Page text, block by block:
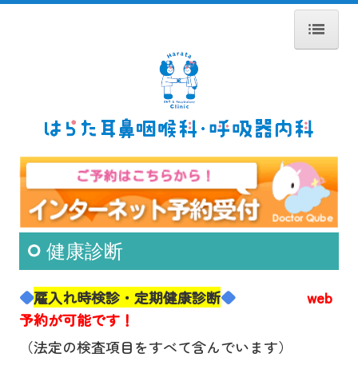
診療のご案内
耳の疾患
鼻の疾患
喉の疾患
アレルギー性鼻炎
舌下免疫療法
呼吸器内科
健康診断
◆雇入れ時検診・定期健康診断◆web
予約が可能です！
（法定の検査項目をすべて含んでいます）